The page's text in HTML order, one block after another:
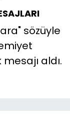
sözüyle
aldı.